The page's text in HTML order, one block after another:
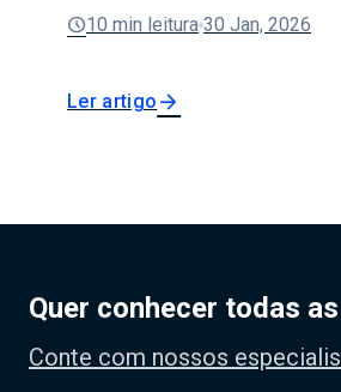
schedule10 min leitura 30 Jan, 2026
Ler artigoarrow_forward
Quer conhecer todas
Conte com nossos